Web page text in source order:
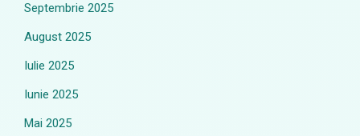
Septembrie 2025
August 2025
Iulie 2025
Iunie 2025
Mai 2025